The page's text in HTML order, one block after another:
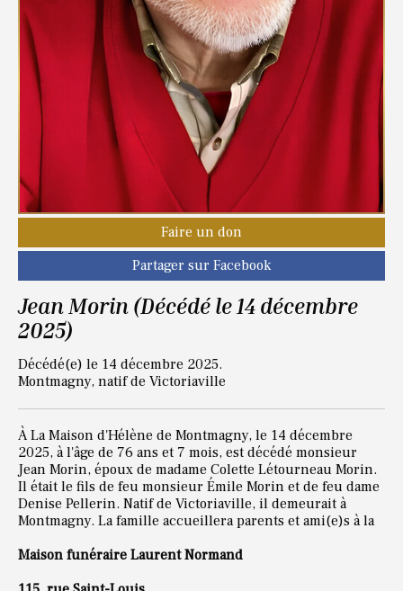
Faire un don
Partager sur Facebook
Jean Morin (Décédé le 14 décembre
2025)
Décédé(e) le 14 décembre 2025.
Montmagny, natif de Victoriaville
À La Maison d'Hélène de Montmagny, le 14 décembre
2025, à l'âge de 76 ans et 7 mois, est décédé monsieur
Jean Morin, époux de madame Colette Létourneau Morin.
Il était le fils de feu monsieur Émile Morin et de feu dame
Denise Pellerin. Natif de Victoriaville, il demeurait à
Montmagny. La famille accueillera parents et ami(e)s à la
Maison funéraire Laurent Normand